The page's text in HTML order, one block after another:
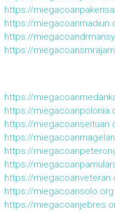
https://
https://
https://
https://
https://
https://
https://
https://
https://
https://
https://
https://miegacoansolo.org
https://